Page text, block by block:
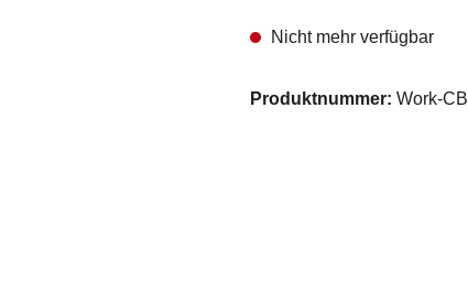
Nicht mehr verfügbar
Produktnummer: Work-CB